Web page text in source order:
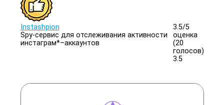
Instashpion
Spy-сервис для отслеживания активности
инстаграм*–аккаунтов
3.5/5
оценка
(20
голосов)
3.5